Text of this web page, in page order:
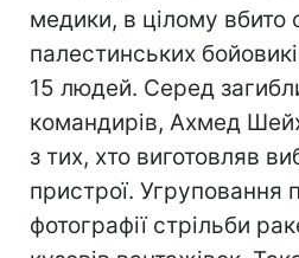
медики, в цілому вбито
палестинських
15 людей. Серед
командирів, Ахмед
з тих, хто виготовляв
пристрої. Угруповання
фотографії стрільби